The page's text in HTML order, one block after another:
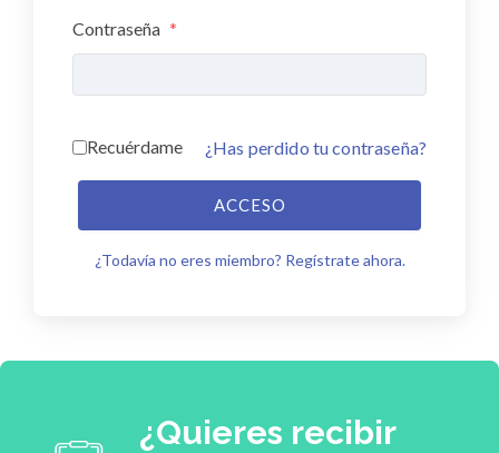
Contraseña *
Recuérdame ¿Has perdido tu contraseña?
ACCESO
¿Todavía no eres miembro? Regístrate ahora.
¿Quieres recibir